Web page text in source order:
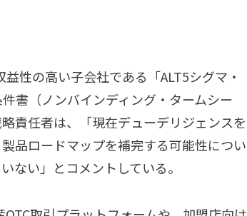
性の高い子会社である「ALT5シグマ・
書（ノンバインディング・タームシー
責任者は、「現在デューデリジェンスを
品ロードマップを補完する可能性につい
ない」とコメントしている。